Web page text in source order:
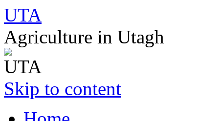
UTA
Agriculture in Utagh
Skip to content